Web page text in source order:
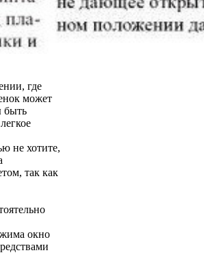
где
может
быть
не хотите,
так как
окно